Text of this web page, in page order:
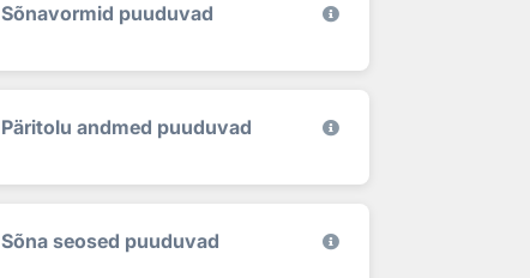
Sõnavormid puuduvad
Päritolu andmed puuduvad
Sõna seosed puuduvad